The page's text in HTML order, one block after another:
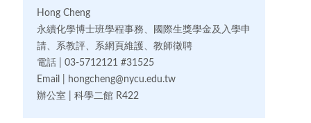
Hong Cheng
永續化學博士班學程事務、國際生獎學金及入學申
請、系教評、系網頁維護、教師徵聘
電話 | 03-5712121 #31525
Email | hongcheng@nycu.edu.tw
辦公室 | 科學二館 R422